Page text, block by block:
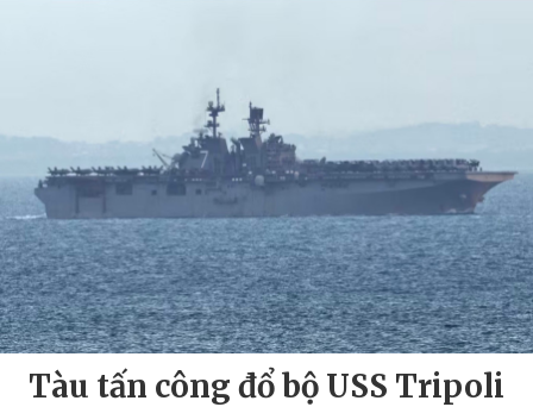
Tàu tấn công đổ bộ USS Tripoli